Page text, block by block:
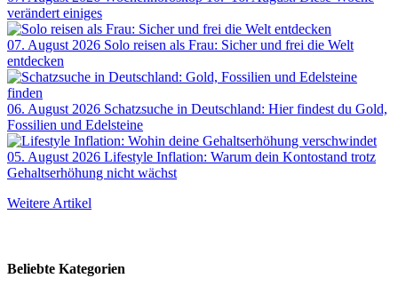
verändert einiges
07. August 2026 Solo reisen als Frau: Sicher und frei die Welt
entdecken
06. August 2026 Schatzsuche in Deutschland: Hier findest du Gold,
Fossilien und Edelsteine
05. August 2026 Lifestyle Inflation: Warum dein Kontostand trotz
Gehaltserhöhung nicht wächst
Weitere Artikel
Beliebte Kategorien